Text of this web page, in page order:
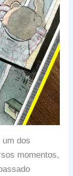
um dos
momentos,